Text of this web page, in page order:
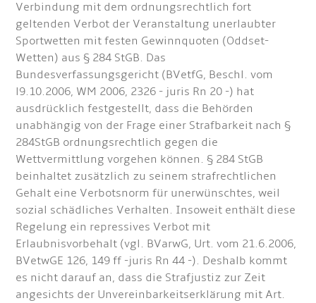
Verbindung mit dem ordnungsrechtlich fort
geltenden Verbot der Veranstaltung unerlaubter
Sportwetten mit festen Gewinnquoten (Oddset-
Wetten) aus § 284 StGB. Das
Bundesverfassungsgericht (BVetfG, Beschl. vom
l9.10.2006, WM 2006, 2326 - juris Rn 20 -) hat
ausdrücklich festgestellt, dass die Behörden
unabhängig von der Frage einer Strafbarkeit nach §
284StGB ordnungsrechtlich gegen die
Wettvermittlung vorgehen können. § 284 StGB
beinhaltet zusätzlich zu seinem strafrechtlichen
Gehalt eine Verbotsnorm für unerwünschtes, weil
sozial schädliches Verhalten. Insoweit enthält diese
Regelung ein repressives Verbot mit
Erlaubnisvorbehalt (vgl. BVarwG, Urt. vom 21.6.2006,
BVetwGE 126, 149 ff -juris Rn 44 -). Deshalb kommt
es nicht darauf an, dass die Strafjustiz zur Zeit
angesichts der Unvereinbarkeitserklärung mit Art.